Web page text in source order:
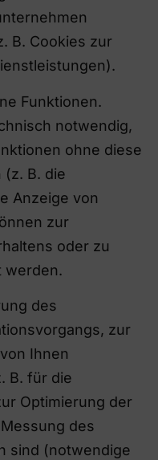
B. Cookies zur
Funktionen.
notwendig,
ohne diese
B. die
Anzeige von
zur
oder zu
werden.
des
zur
Ihnen
B. für die
Optimierung der
des
sind (notwendige